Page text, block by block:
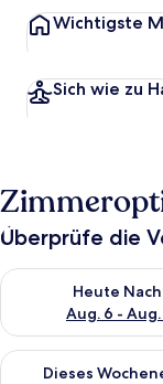
Wichtigste
Sich wie zu
Überprüfe die
Heute
Aug. 6 - Aug.
Überprüfe die
Dieses
Überprüfe die